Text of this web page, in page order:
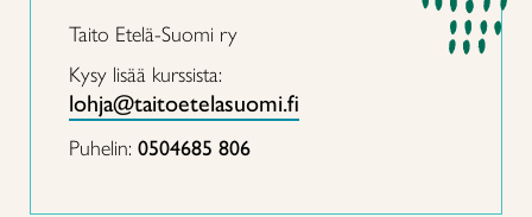
Taito Etelä-Suomi ry
Kysy lisää kurssista:
lohja@taitoetelasuomi.fi
Puhelin: 0504685 806